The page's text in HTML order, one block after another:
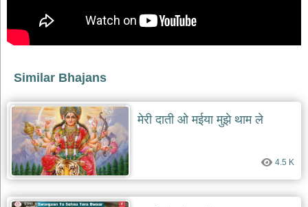
bhajans
गुरुदेव
gurudev
bhajans
विविध
भजन
miscellaneous
bhajans
विष्णु
भजन
vishnu
bhajans
Similar Bhajans
मेरी दाती ओ मईया मुझे थाम ले
4.5 K